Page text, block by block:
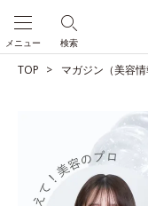
検索
メニュー
TOP マガジン（美容情